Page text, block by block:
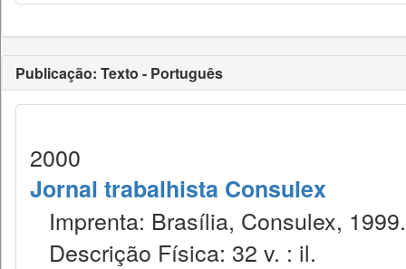
Publicação: Texto - Português
2000
Jornal trabalhista Consulex
Imprenta: Brasília, Consulex, 1999.
Descrição Física: 32 v. : il.